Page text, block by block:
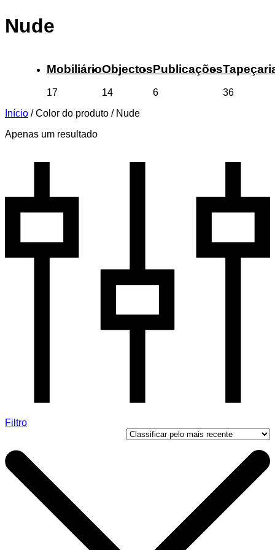
Nude
Mobiliário
17
Objectos
14
Publicações
6
36
Início /Color do produto / Nude
Apenas um resultado
Filtro